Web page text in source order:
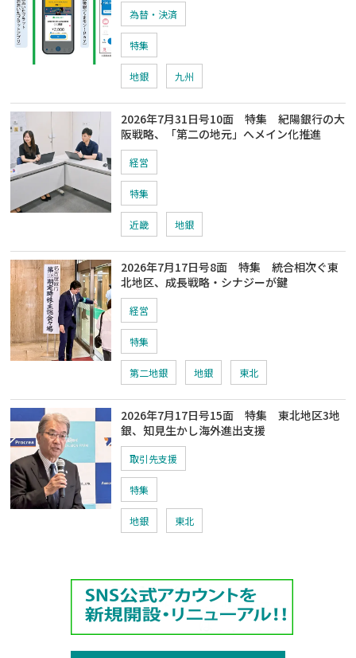
為替・決済
特集
地銀 九州
2026年7月31日号10面 特集 紀陽銀行の大
阪戦略、「第二の地元」へメイン化推進
経営
特集
近畿 地銀
2026年7月17日号8面 特集 統合相次ぐ東
北地区、成長戦略・シナジーが鍵
経営
特集
第二地銀 地銀 東北
2026年7月17日号15面 特集 東北地区3地
銀、知見生かし海外進出支援
取引先支援
特集
地銀 東北